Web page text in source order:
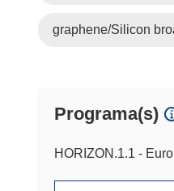
graphene/Silicon
Programa(s)
HORIZON.1.1 -